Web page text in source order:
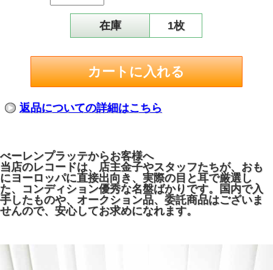
在庫 1枚
返品についての詳細はこちら
べーレンプラッテからお客様へ
当店のレコードは、店主金子やスタッフたちが、おも
にヨーロッパに直接出向き、実際の目と耳で厳選し
た、コンディション優秀な名盤ばかりです。国内で入
手したものや、オークション品、委託商品はございま
せんので、安心してお求めになれます。